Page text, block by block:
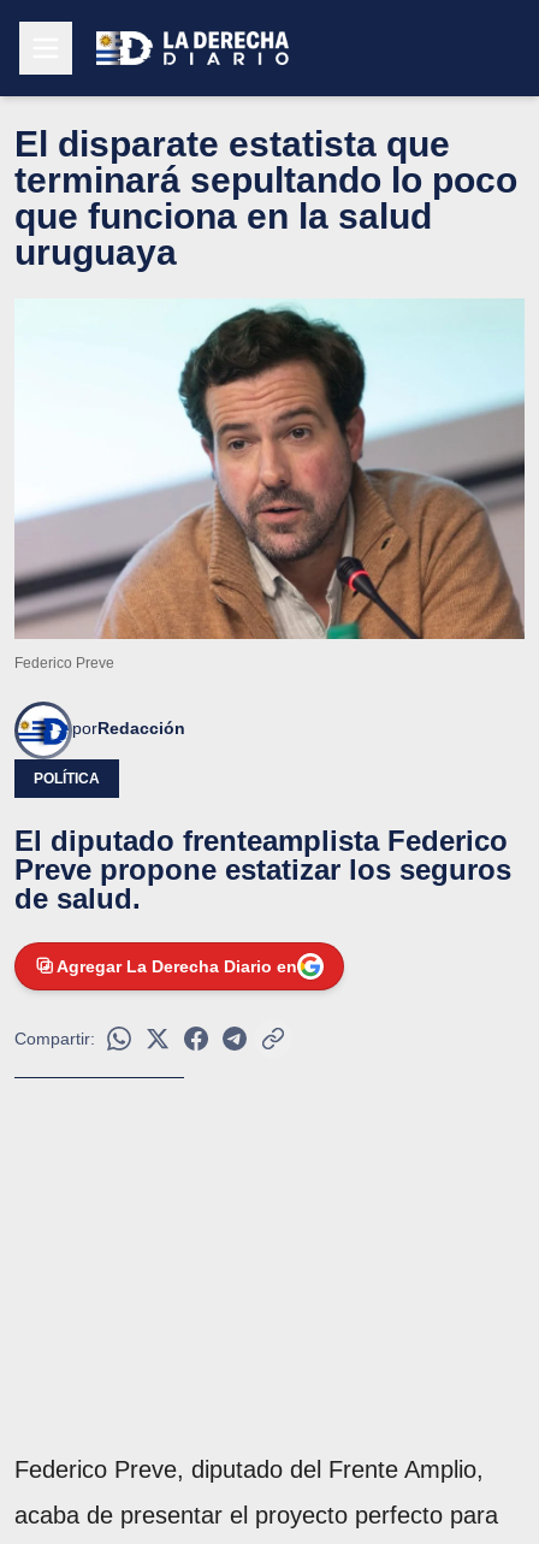
El disparate estatista que
terminará sepultando lo poco
que funciona en la salud
uruguaya
Federico Preve
porRedacción
POLÍTICA
El diputado frenteamplista Federico
Preve propone estatizar los seguros
de salud.
Agregar La Derecha Diario en
Compartir:
Federico Preve, diputado del Frente Amplio,
acaba de presentar el proyecto perfecto para